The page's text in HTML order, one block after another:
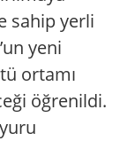
sahip yerli
yeni
ortamı
öğrenildi.